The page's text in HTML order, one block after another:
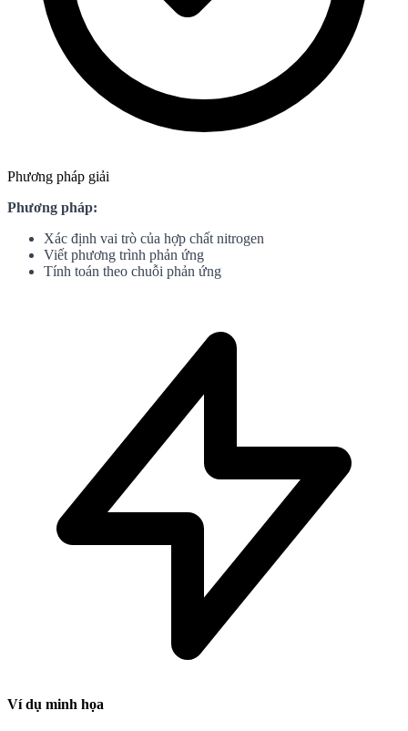
Phương pháp giải
Phương pháp:
Xác định vai trò của hợp chất nitrogen
Viết phương trình phản ứng
Tính toán theo chuỗi phản ứng
Ví dụ minh họa